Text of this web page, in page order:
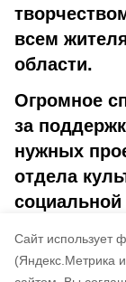
Cайт использует
(Яндекс.Метрика
всем
области.
Огромное
за
нужных
отдела
Марина